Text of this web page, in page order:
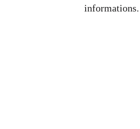
informations.